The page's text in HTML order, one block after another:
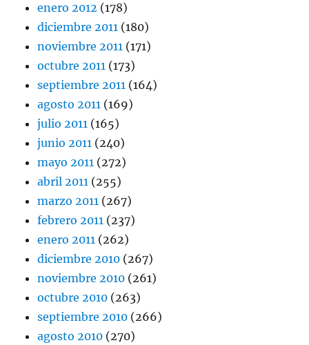
enero 2012 (178)
diciembre 2011 (180)
noviembre 2011 (171)
octubre 2011 (173)
septiembre 2011 (164)
agosto 2011 (169)
julio 2011 (165)
junio 2011 (240)
mayo 2011 (272)
abril 2011 (255)
marzo 2011 (267)
febrero 2011 (237)
enero 2011 (262)
diciembre 2010 (267)
noviembre 2010 (261)
octubre 2010 (263)
septiembre 2010 (266)
agosto 2010 (270)